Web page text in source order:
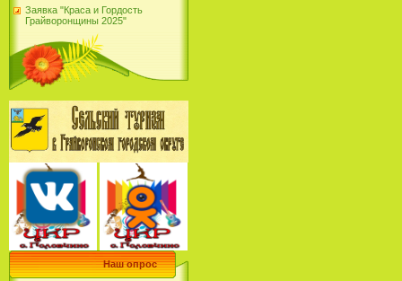
Заявка "Краса и Гордость
Грайворонщины 2025"
Наш опрос